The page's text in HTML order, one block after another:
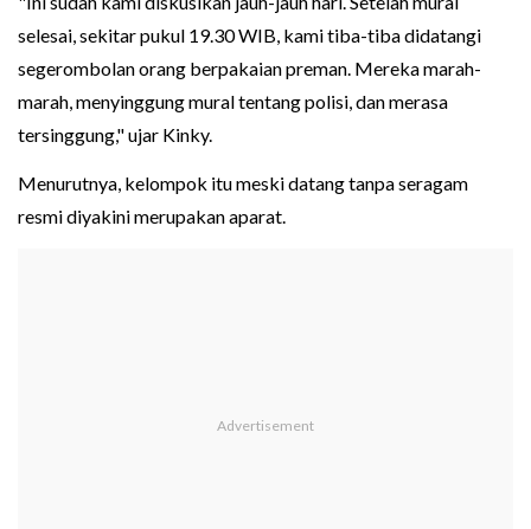
selesai, sekitar pukul 19.30 WIB, kami tiba-tiba didatangi
segerombolan orang berpakaian preman. Mereka marah-
marah, menyinggung mural tentang polisi, dan merasa
tersinggung," ujar Kinky.
Menurutnya, kelompok itu meski datang tanpa seragam
resmi diyakini merupakan aparat.